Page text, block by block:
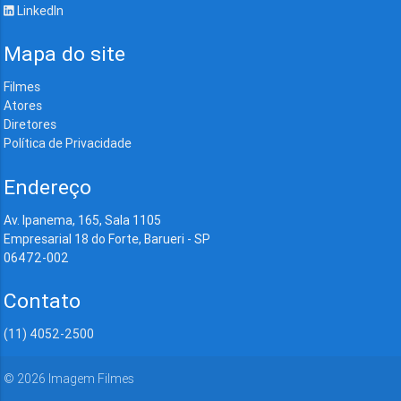
LinkedIn
Mapa do site
Filmes
Atores
Diretores
Política de Privacidade
Endereço
Av. Ipanema, 165, Sala 1105
Empresarial 18 do Forte, Barueri - SP
06472-002
Contato
(11) 4052-2500
© 2026 Imagem Filmes